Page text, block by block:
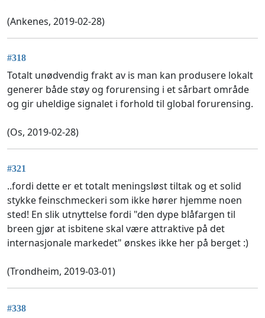
(Ankenes, 2019-02-28)
#318
Totalt unødvendig frakt av is man kan produsere lokalt
generer både støy og forurensing i et sårbart område
og gir uheldige signalet i forhold til global forurensing.
(Os, 2019-02-28)
#321
..fordi dette er et totalt meningsløst tiltak og et solid
stykke feinschmeckeri som ikke hører hjemme noen
sted! En slik utnyttelse fordi "den dype blåfargen til
breen gjør at isbitene skal være attraktive på det
internasjonale markedet" ønskes ikke her på berget :)
(Trondheim, 2019-03-01)
#338